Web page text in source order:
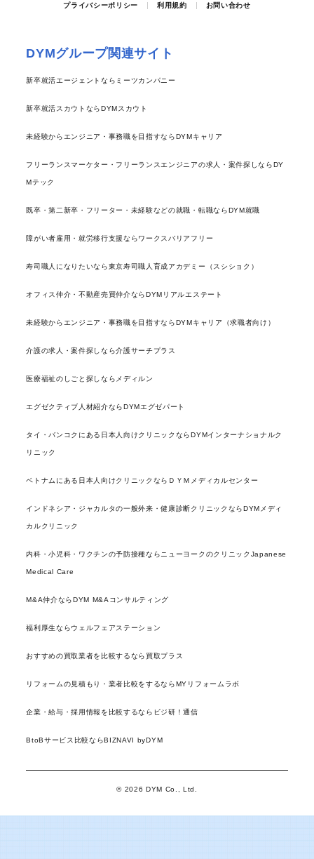
プライバシーポリシー
利用規約 お問い合わせ
DYMグループ関連サイト
新卒就活エージェントならミーツカンパニー
新卒就活スカウトならDYMスカウト
未経験からエンジニア・事務職を目指すならDYMキャリア
フリーランスマーケター・フリーランスエンジニアの求人・案件探しならDY
Mテック
既卒・第二新卒・フリーター・未経験などの就職・転職ならDYM就職
障がい者雇用・就労移行支援ならワークスバリアフリー
寿司職人になりたいなら東京寿司職人育成アカデミー（スシショク）
オフィス仲介・不動産売買仲介ならDYMリアルエステート
未経験からエンジニア・事務職を目指すならDYMキャリア（求職者向け）
介護の求人・案件探しなら介護サーチプラス
医療福祉のしごと探しならメディルン
エグゼクティブ人材紹介ならDYMエグゼパート
タイ・バンコクにある日本人向けクリニックならDYMインターナショナルク
リニック
ベトナムにある日本人向けクリニックならＤＹＭメディカルセンター
インドネシア・ジャカルタの一般外来・健康診断クリニックならDYMメディ
カルクリニック
内科・小児科・ワクチンの予防接種ならニューヨークのクリニックJapanese
Medical Care
M&A仲介ならDYM M&Aコンサルティング
福利厚生ならウェルフェアステーション
おすすめの買取業者を比較するなら買取プラス
リフォームの見積もり・業者比較をするならMYリフォームラボ
企業・給与・採用情報を比較するならビジ研！通信
BtoBサービス比較ならBIZNAVI byDYM
© 2026 DYM Co., Ltd.